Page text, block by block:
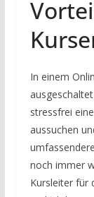
In einem
stressfrei
aussuchen
noch immer
Kursleiter für